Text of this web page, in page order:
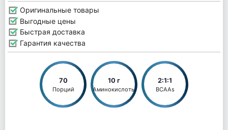
Оригинальные товары
Выгодные цены
Быстрая доставка
Гарантия качества
70
Порций
10 г
Аминокислоты
2:1:1
BCAAs